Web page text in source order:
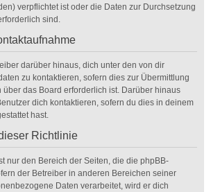
verpflichtet ist oder die Daten zur Durchsetzung
sind.
darüber hinaus, dich unter den von dir
zu kontaktieren, sofern dies zur Übermittlung
über das Board erforderlich ist. Darüber hinaus
dich kontaktieren, sofern du dies in deinem
hast.
Richtlinie
nur den Bereich der Seiten, die die phpBB-
der Betreiber in anderen Bereichen seiner
Daten verarbeitet, wird er dich